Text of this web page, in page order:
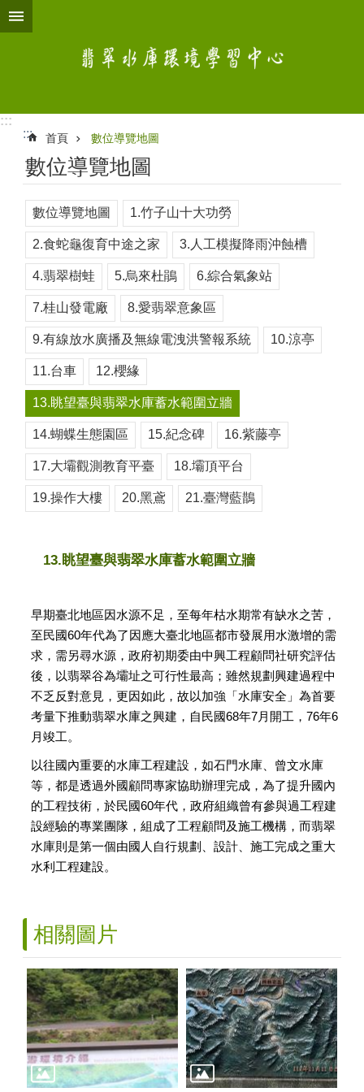
跳到主要內容區塊
:::
:::
首頁 數位導覽地圖
數位導覽地圖
數位導覽地圖 1.竹子山十大功勞
2.食蛇龜復育中途之家 3.人工模擬降雨沖蝕槽
4.翡翠樹蛙 5.烏來杜鵑 6.綜合氣象站
7.桂山發電廠 8.愛翡翠意象區
9.有線放水廣播及無線電洩洪警報系統 10.涼亭
11.台車 12.櫻緣
13.眺望臺與翡翠水庫蓄水範圍立牆
14.蝴蝶生態園區 15.紀念碑 16.紫藤亭
17.大壩觀測教育平臺 18.壩頂平台
19.操作大樓 20.黑鳶 21.臺灣藍鵲
13.眺望臺與翡翠水庫蓄水範圍立牆
早期臺北地區因水源不足，至每年枯水期常有缺水之苦，
至民國60年代為了因應大臺北地區都市發展用水激增的需
求，需另尋水源，政府初期委由中興工程顧問社研究評估
後，以翡翠谷為壩址之可行性最高；雖然規劃興建過程中
不乏反對意見，更因如此，故以加強「水庫安全」為首要
考量下推動翡翠水庫之興建，自民國68年7月開工，76年6
月竣工。
以往國內重要的水庫工程建設，如石門水庫、曾文水庫
等，都是透過外國顧問專家協助辦理完成，為了提升國內
的工程技術，於民國60年代，政府組織曾有參與過工程建
設經驗的專業團隊，組成了工程顧問及施工機構，而翡翠
水庫則是第一個由國人自行規劃、設計、施工完成之重大
水利工程建設。
相關圖片